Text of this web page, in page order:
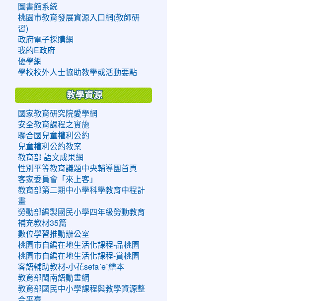
圖書館系統
桃園市教育發展資源入口網(教師研
習)
政府電子採購網
我的E政府
優學網
學校校外人士協助教學或活動要點
教學資源
國家教育研究院愛學網
安全教育課程之實施
聯合國兒童權利公約
兒童權利公約教案
教育部 語文成果網
性別平等教育議題中央輔導團首頁
客家委員會「來上客」
教育部第二期中小學科學教育中程計
畫
勞動部編製國民小學四年級勞動教育
補充教材35篇
數位學習推動辦公室
桃園市自編在地生活化課程-品桃園
桃園市自編在地生活化課程-賞桃園
客語輔助教材-小花sefaˊeˋ繪本
教育部閩南語動畫網
教育部國民中小學課程與教學資源整